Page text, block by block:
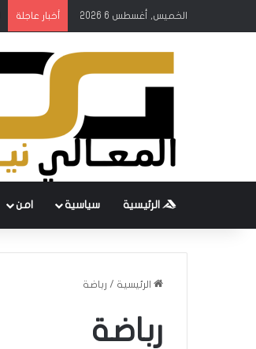
الخميس, أغسطس 6 2026 أخبار عاجلة
الرئيسية سياسية امن
الرئيسية / رباضة
رباضة